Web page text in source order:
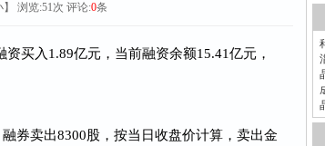
】 浏览:51次 评论:0条
买入1.89亿元，当前融资余额15.41亿元，
券卖出8300股，按当日收盘价计算，卖出金